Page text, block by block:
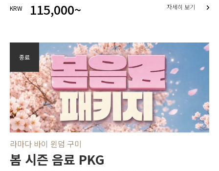
KRW 115,000~ 자세히 보기
종료
라마다 바이 윈덤 구미
봄 시즌 음료 PKG